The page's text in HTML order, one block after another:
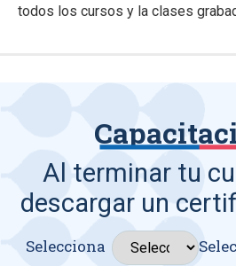
todos los cursos y la clases
Al terminar tu
descargar un
Selecciona